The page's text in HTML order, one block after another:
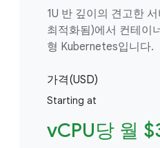
1U 반 깊이의 견고한
최적화됨)에서 컨테이
형 Kubernetes입니다.
가격(USD)
Starting at
vCPU당 월